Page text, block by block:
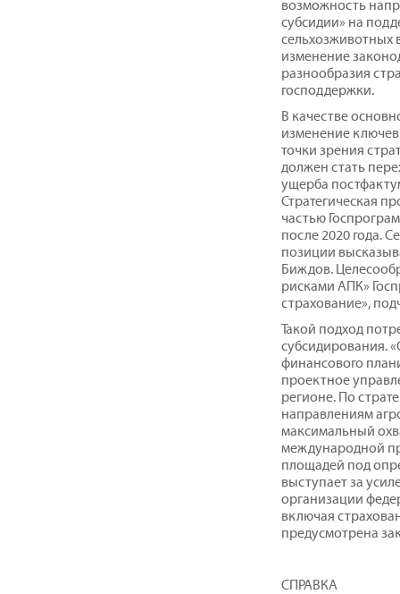
возможность
субсидии» на
сельхозживотных
изменение
разнообразия
господдержки.
В качестве
изменение
точки зрения
должен стать
ущерба
Стратегическая
частью
после 2020 года.
позиции
Биждов.
рисками АПК»
страхование»,
Такой подход
субсидирования.
финансового
проектное
регионе. По
направлениям
максимальный
международной
площадей под
выступает за
организации
включая
предусмотрена
СПРАВКА